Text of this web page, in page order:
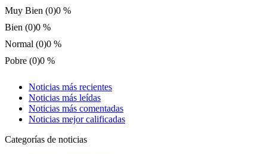
Muy Bien (0)0 %
Bien (0)0 %
Normal (0)0 %
Pobre (0)0 %
Noticias más recientes
Noticias más leídas
Noticias más comentadas
Noticias mejor calificadas
Categorías de noticias